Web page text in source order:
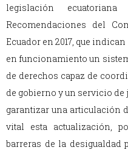
legislación
Recomendaciones del
Ecuador en 2017, que
en funcionamiento un
de derechos capaz de
de gobierno y un servicio
garantizar una articulación
vital esta actualización,
barreras de la desigualdad